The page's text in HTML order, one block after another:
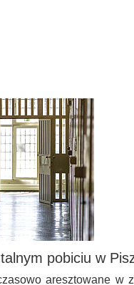
pobiciu w
aresztowane w